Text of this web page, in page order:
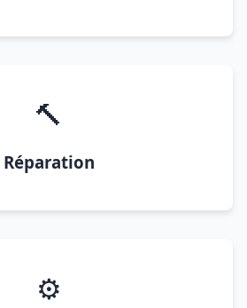
🔨
Réparation
⚙️